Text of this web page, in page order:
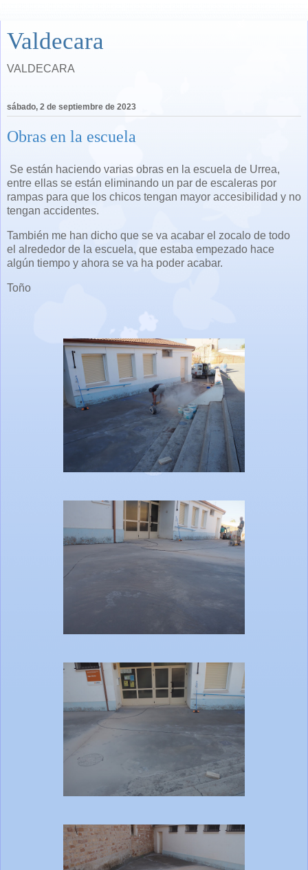
Valdecara
VALDECARA
sábado, 2 de septiembre de 2023
Obras en la escuela
Se están haciendo varias obras en la escuela de Urrea,
entre ellas se están eliminando un par de escaleras por
rampas para que los chicos tengan mayor accesibilidad y no
tengan accidentes.
También me han dicho que se va acabar el zocalo de todo
el alrededor de la escuela, que estaba empezado hace
algún tiempo y ahora se va ha poder acabar.
Toño